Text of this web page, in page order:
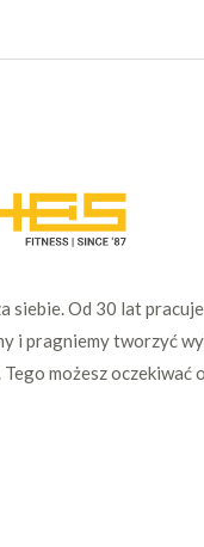
siebie. Od 30 lat
i pragniemy tworzyć
możesz oczekiwać